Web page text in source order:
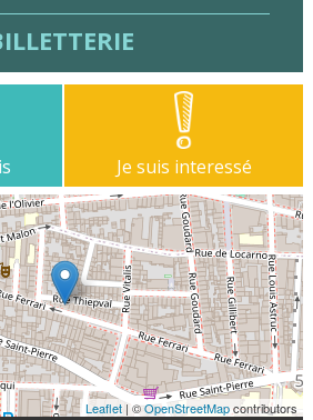
Je suis interessé
Leaflet| ©OpenStreetMapcontributors